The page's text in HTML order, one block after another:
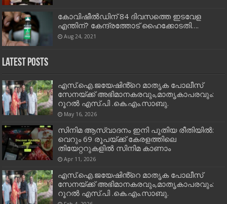
കോവിഷീല്‍ഡിന് 84 ദിവസത്തെ ഇടവേള
എന്തിന്? കേന്ദ്രത്തോട് ഹൈക്കോടതി….
Aug 24, 2021
Latest Posts
എസ്.ഐ.ജയേഷിൻ്റെ മാതൃക പോലീസ്
സേനയ്ക്ക് അഭിമാനകരവും,മാതൃകാപരവും:
റൂറൽ എസ്.പി .കെ.എം.സാബു.
May 16, 2026
സിനിമ ആസ്വാദനം ഇനി പുതിയ രീതിയിൽ:
വെറും 69 രൂപയ്ക്ക് കേരളത്തിലെ
തിയേറ്ററുകളിൽ സിനിമ കാണാം
Apr 11, 2026
എസ്.ഐ.ജയേഷിൻ്റെ മാതൃക പോലീസ്
സേനയ്ക്ക് അഭിമാനകരവും,മാതൃകാപരവും:
റൂറൽ എസ്.പി .കെ.എം.സാബു.